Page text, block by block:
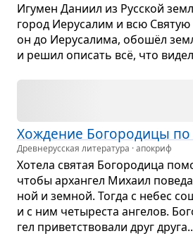
Игу­мен Даниил из Рус­ской
город Иеру­са­лим и всю
он до Иеру­са­лима, обошёл
и решил опи­сать всё, что
Хожде­ние Бого­ро­дицы
Древне­русская литература · апокриф
Хотела свя­тая Бого­ро­дица
чтобы архан­гел Михаил
ной и зем­ной. Тогда с небес
и с ним четы­ре­ста анге­лов.
гел при­вет­ство­вали друг